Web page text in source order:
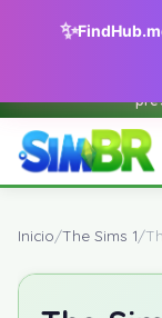
Este e um
Inicio/The Sims 1/
✨